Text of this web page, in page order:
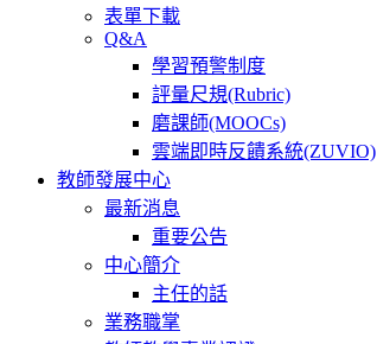
表單下載
Q&A
學習預警制度
評量尺規(Rubric)
磨課師(MOOCs)
雲端即時反饋系統(ZUVIO)
教師發展中心
最新消息
重要公告
中心簡介
主任的話
業務職掌